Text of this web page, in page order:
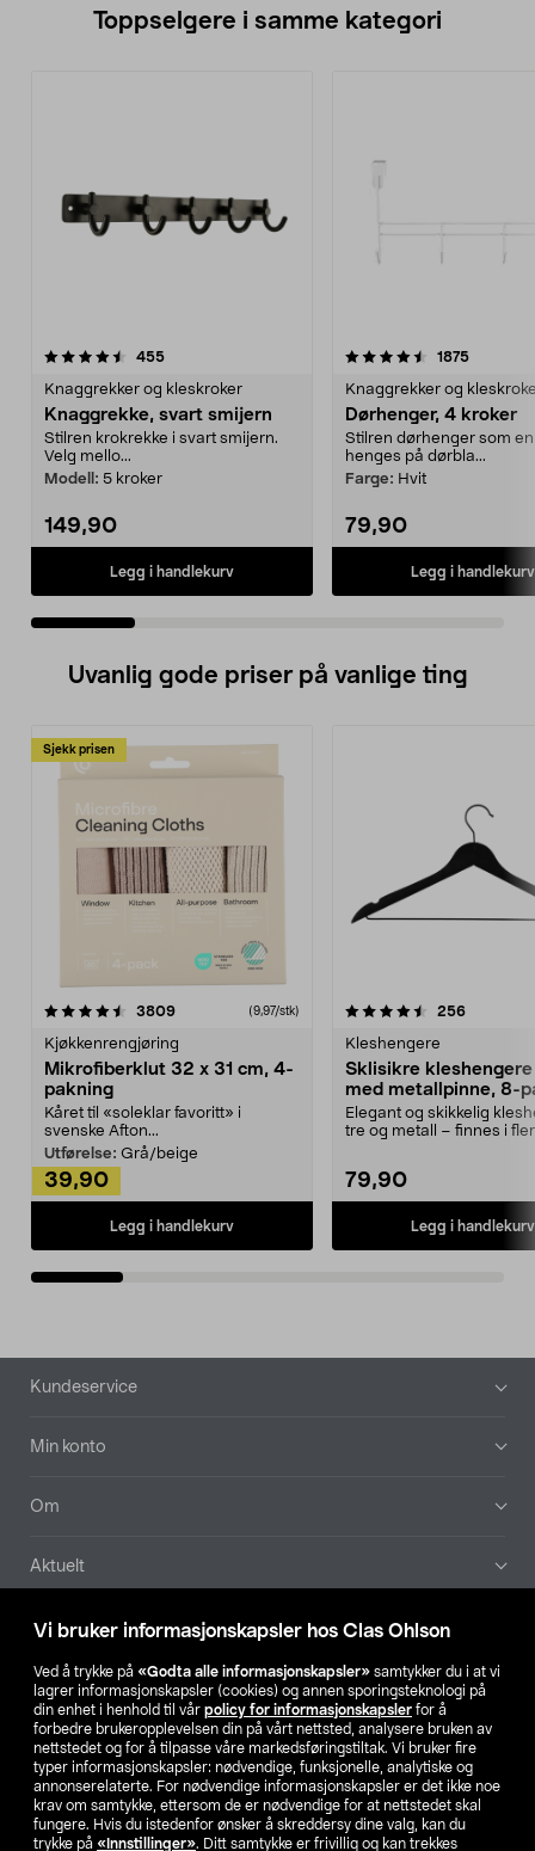
Vi bruker informasjonskapsler hos Clas Ohlson
Ved å trykke på «Godta alle informasjonskapsler» samtykker du i at vi
lagrer informasjonskapsler (cookies) og annen sporingsteknologi på
din enhet i henhold til vår policy for informasjonskapsler for å
forbedre brukeropplevelsen din på vårt nettsted, analysere bruken av
nettstedet og for å tilpasse våre markedsføringstiltak. Vi bruker fire
typer informasjonskapsler: nødvendige, funksjonelle, analytiske og
annonserelaterte. For nødvendige informasjonskapsler er det ikke noe
krav om samtykke, ettersom de er nødvendige for at nettstedet skal
fungere. Hvis du istedenfor ønsker å skreddersy dine valg, kan du
trykke på «Innstillinger». Ditt samtykke er frivillig og kan trekkes
Toppselgere i samme kategori
455anmeldelser
Knaggrekker og kleskroker
Knaggrekke, svart smijern
Stilren krokrekke i svart smijern.
Velg mello...
Modell: 5 kroker
149,90
Legg i handlekurv
4.5 av 5 stjerner 1875
Knaggrekker og
Dørhenger, 4 kroker
Stilren dørhenger som
henges på dørbla...
Farge: Hvit
79,90
Legg i handlekurv
4.5 av 5 stjerner
Uvanlig gode priser på vanlige ting
Sjekk prisen
3809anmeldelser(9,97/stk)
Kjøkkenrengjøring
Mikrofiberklut 32 x 31 cm, 4-
pakning
Kåret til «soleklar favoritt» i
svenske Afton...
Utførelse: Grå/beige
39,90
Legg i handlekurv
4.5av 5 stjerner 256
Kleshengere
Sklisikre
med metallpinne, 8-
Elegant og skikkelig
tre og metall – finnes i
79,90
Legg i handlekurv
4.5av 5 stjerner
Bunntekst
Kundeservice
Min konto
Om
Aktuelt
Våre selskaper
Finn din butikk
SE NO FI